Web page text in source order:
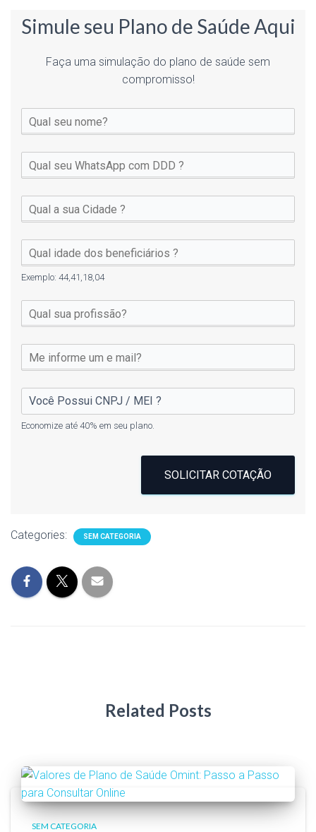
Simule seu Plano de Saúde Aqui
Faça uma simulação do plano de saúde sem
compromisso!
Exemplo: 44,41,18,04
Economize até 40% em seu plano.
SOLICITAR COTAÇÃO
Categories: SEM CATEGORIA
Related Posts
SEM CATEGORIA